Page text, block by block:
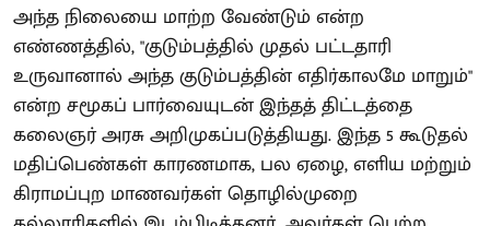
அந்த நிலையை மாற்ற வேண்டும் என்ற
எண்ணத்தில், "குடும்பத்தில் முதல் பட்டதாரி
உருவானால் அந்த குடும்பத்தின் எதிர்காலமே மாறும்"
என்ற சமூகப் பார்வையுடன் இந்தத் திட்டத்தை
கலைஞர் அரசு அறிமுகப்படுத்தியது. இந்த 5 கூடுதல்
மதிப்பெண்கள் காரணமாக, பல ஏழை, எளிய மற்றும்
கிராமப்புற மாணவர்கள் தொழில்முறை